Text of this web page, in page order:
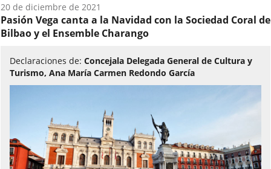
Fecha
del
audio:
20 de diciembre de 2021
Pasión Vega canta a la Navidad con la Sociedad Coral de
Bilbao y el Ensemble Charango
Declaraciones de: Concejala Delegada General de Cultura y
Turismo, Ana María Carmen Redondo García